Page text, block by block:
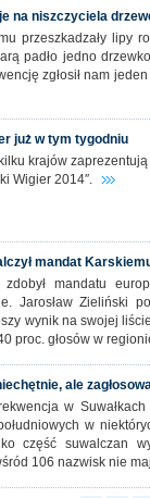
na niszczyciela
przeszkadzały lipy
padło jedno
zgłosił nam
już w tym tygodniu
krajów
Wigier 2014″.
mandat
mandatu
Jarosław Zieliński
wynik na swojej
proc. głosów w
ale
w
w
część suwalczan
106 nazwisk nie